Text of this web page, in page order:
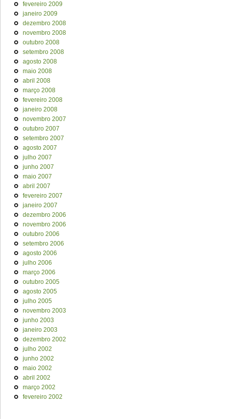
fevereiro 2009
janeiro 2009
dezembro 2008
novembro 2008
outubro 2008
setembro 2008
agosto 2008
maio 2008
abril 2008
março 2008
fevereiro 2008
janeiro 2008
novembro 2007
outubro 2007
setembro 2007
agosto 2007
julho 2007
junho 2007
maio 2007
abril 2007
fevereiro 2007
janeiro 2007
dezembro 2006
novembro 2006
outubro 2006
setembro 2006
agosto 2006
julho 2006
março 2006
outubro 2005
agosto 2005
julho 2005
novembro 2003
junho 2003
janeiro 2003
dezembro 2002
julho 2002
junho 2002
maio 2002
abril 2002
março 2002
fevereiro 2002